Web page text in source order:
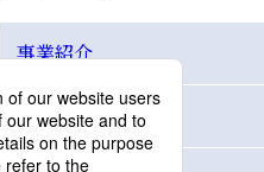
事業紹介
Topics